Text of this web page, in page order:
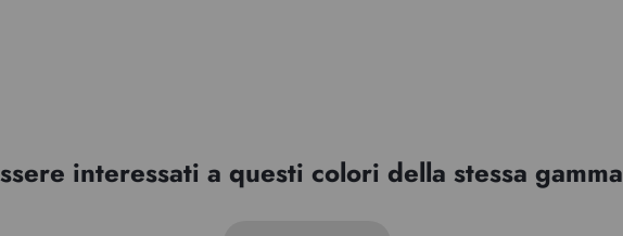
interessati a questi colori della stessa gamma